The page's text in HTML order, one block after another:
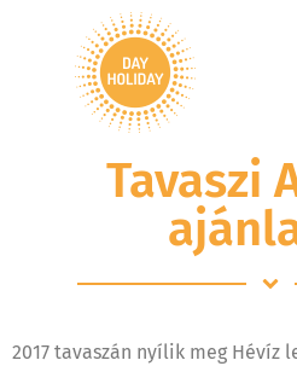
Tavaszi
2017 tavaszán nyílik meg Hévíz